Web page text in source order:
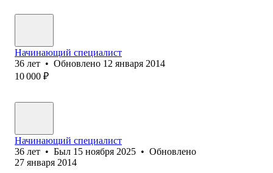
Начинающий специалист
36 лет • Обновлено 12 января 2014
10 000 ₽
Начинающий специалист
36 лет • Был 15 ноября 2025 • Обновлено
27 января 2014